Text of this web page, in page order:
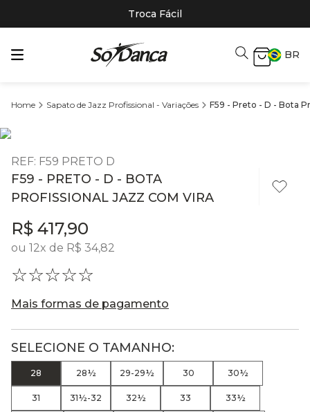
Troca Fácil
BR
Sapato de Jazz Profissional - Variações F59 - Preto - D - Bota
REF: F59 PRETO D
F59 - PRETO - D - BOTA
PROFISSIONAL JAZZ COM VIRA
R$ 417,90
ou 12x de R$ 34,82
☆☆☆☆☆
Mais formas de pagamento
28 28½ 29-29½ 30 30½
31 31½-32 32½ 33 33½